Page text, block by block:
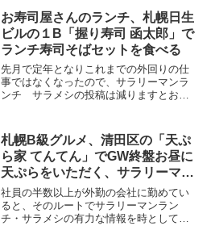
な中今日は会社の人とお昼ご飯を食べて
きました。掲載されている...
お寿司屋さんのランチ、札幌日生
ビルの１B「握り寿司 函太郎」で
ランチ寿司そばセットを食べる
先月で定年となりこれまでの外回りの仕
事ではなくなったので、サラリーマンラ
ンチ サラメシの投稿は減りますとお伝
仕事でいった札幌で一番家賃の高いと噂
されている札幌日生ビルの...
札幌B級グルメ、清田区の「天ぷ
ら家 てんてん」でGW終盤お昼に
天ぷらをいただく、サラリーマン
ランチ、サラメシ
社員の半数以上が外勤の会社に勤めてい
ると、そのルートでサラリーマンラン
チ・サラメシの有力な情報を時として得